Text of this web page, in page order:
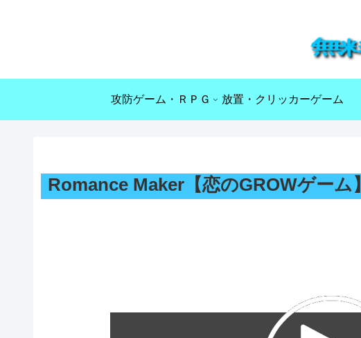
攻防ゲーム・ＲＰＧ 放置・クリッカーゲーム
Romance Maker【恋のGROWゲーム】